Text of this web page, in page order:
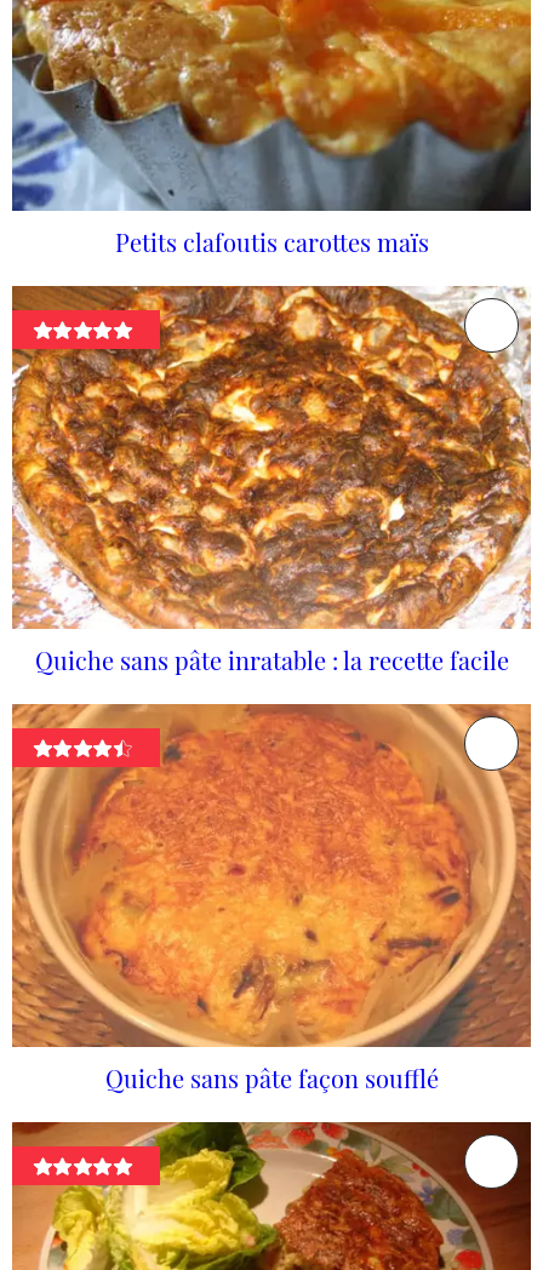
Petits clafoutis carottes maïs
Quiche sans pâte inratable : la recette facile
Quiche sans pâte façon soufflé